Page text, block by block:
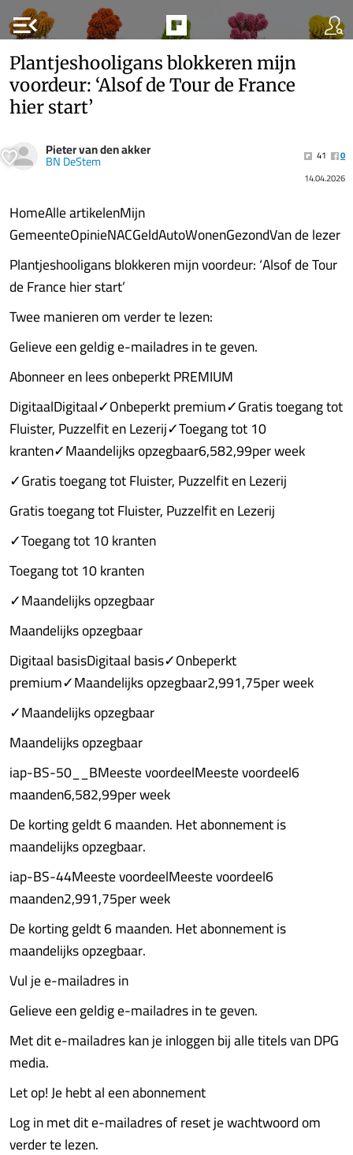
menu_open
Plantjeshooligans blokkeren mijn
voordeur: ‘Alsof de Tour de France
hier start’
Pieter van den akker
BN DeStem 41
0
14.04.2026
HomeAlle artikelenMijn
GemeenteOpinieNACGeldAutoWonenGezondVan de lezer
Plantjeshooligans blokkeren mijn voordeur: ‘Alsof de Tour
de France hier start’
Twee manieren om verder te lezen:
Gelieve een geldig e-mailadres in te geven.
Abonneer en lees onbeperkt PREMIUM
DigitaalDigitaal✓Onbeperkt premium✓Gratis toegang tot
Fluister, Puzzelfit en Lezerij✓Toegang tot 10
kranten✓Maandelijks opzegbaar6,582,99per week
✓Gratis toegang tot Fluister, Puzzelfit en Lezerij
Gratis toegang tot Fluister, Puzzelfit en Lezerij
✓Toegang tot 10 kranten
Toegang tot 10 kranten
✓Maandelijks opzegbaar
Maandelijks opzegbaar
Digitaal basisDigitaal basis✓Onbeperkt
premium✓Maandelijks opzegbaar2,991,75per week
✓Maandelijks opzegbaar
Maandelijks opzegbaar
iap-BS-50__BMeeste voordeelMeeste voordeel6
maanden6,582,99per week
De korting geldt 6 maanden. Het abonnement is
maandelijks opzegbaar.
iap-BS-44Meeste voordeelMeeste voordeel6
maanden2,991,75per week
De korting geldt 6 maanden. Het abonnement is
maandelijks opzegbaar.
Vul je e-mailadres in
Gelieve een geldig e-mailadres in te geven.
Met dit e-mailadres kan je inloggen bij alle titels van DPG
media.
Let op! Je hebt al een abonnement
Log in met dit e-mailadres of reset je wachtwoord om
verder te lezen.